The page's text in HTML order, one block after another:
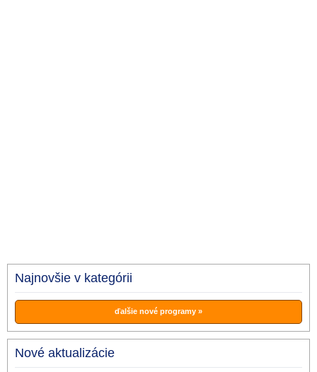
Najnovšie v kategórii
ďalšie nové programy »
Nové aktualizácie